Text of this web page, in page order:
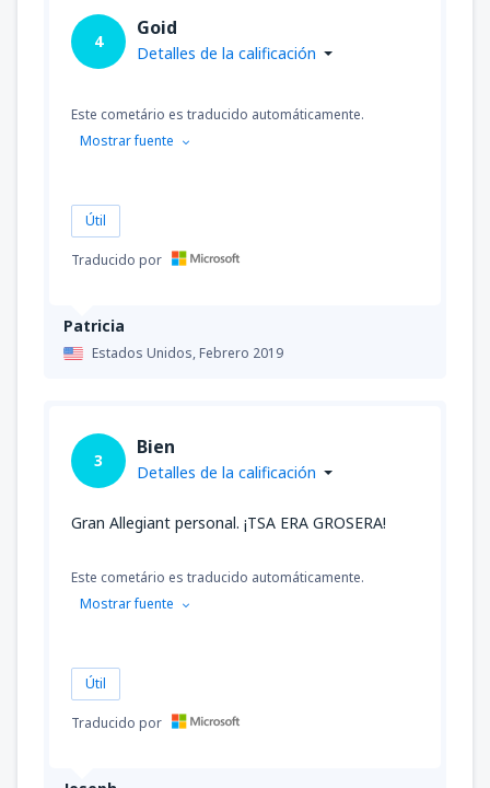
Patricia
Estados Unidos,Febrero 2019
4
Goid
Detalles de la calificación
Este cometário es traducido automáticamente.
Mostrar fuente
Útil
Traducido por
3
Bien
Detalles de la calificación
Gran Allegiant personal. ¡TSA ERA GROSERA!
Este cometário es traducido automáticamente.
Mostrar fuente
Útil
Traducido por